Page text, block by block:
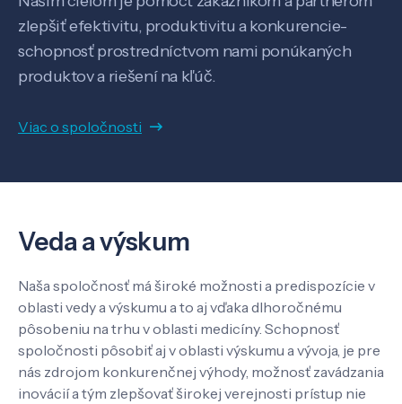
Know-how
SK
zlepšiť efektivitu, produktivitu a konkurencie-
schopnosť prostredníctvom nami ponúkaných
produktov a riešení na kľúč.
Viac o spoločnosti
Veda a výskum
Naša spoločnosť má široké možnosti a predispozície v
oblasti vedy a výskumu a to aj vďaka dlhoročnému
pôsobeniu na trhu v oblasti medicíny. Schopnosť
spoločnosti pôsobiť aj v oblasti výskumu a vývoja, je pre
nás zdrojom konkurenčnej výhody, možnosť zavádzania
inovácií a tým zlepšovať širokej verejnosti prístup nie